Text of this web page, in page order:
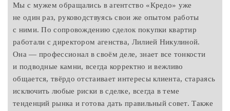
Мы с мужем обращались в агентство «Кредо» уже
не один раз, руководствуясь свои же опытом работы
с ними. По сопровождению сделок покупки квартир
работали с директором агенства, Лилией Никулиной.
Она — профессионал в своём деле, знает все тонкости
и подводные камни, всегда корректно и вежливо
общается, твёрдо отстаивает интересы клиента, стараясь
исключить любые риски в сделке, всегда в теме
тенденций рынка и готова дать правильный совет. Также